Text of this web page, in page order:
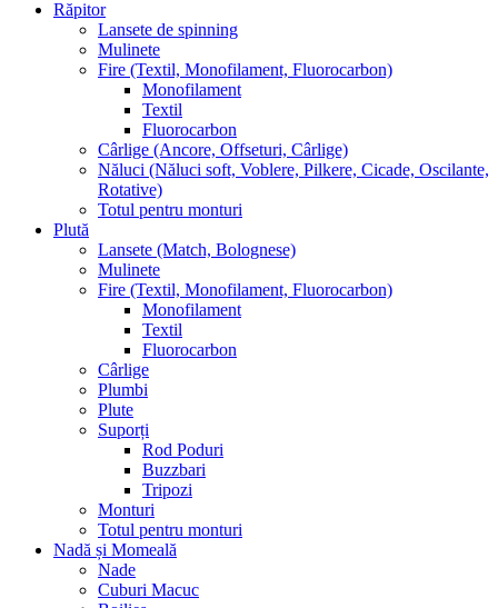
Răpitor
Lansete de spinning
Mulinete
Fire (Textil, Monofilament, Fluorocarbon)
Monofilament
Textil
Fluorocarbon
Cârlige (Ancore, Offseturi, Cârlige)
Năluci (Năluci soft, Voblere, Pilkere, Cicade, Oscilante,
Rotative)
Totul pentru monturi
Plută
Lansete (Match, Bolognese)
Mulinete
Fire (Textil, Monofilament, Fluorocarbon)
Monofilament
Textil
Fluorocarbon
Cârlige
Plumbi
Plute
Suporți
Rod Poduri
Buzzbari
Tripozi
Monturi
Totul pentru monturi
Nadă și Momeală
Nade
Cuburi Macuc